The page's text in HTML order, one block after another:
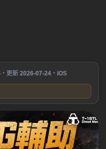
更新 2026-07-24・iOS